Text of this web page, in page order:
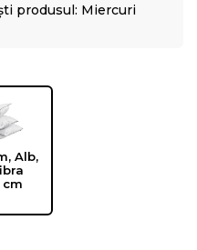
produsul: Miercuri
Alb,
cm